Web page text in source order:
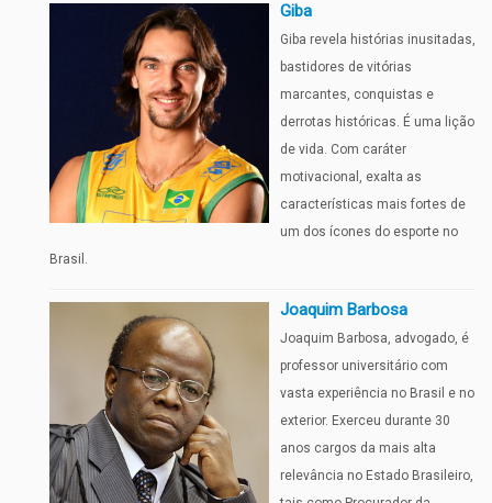
Giba
Giba revela histórias inusitadas,
bastidores de vitórias
marcantes, conquistas e
derrotas históricas. É uma lição
de vida. Com caráter
motivacional, exalta as
características mais fortes de
um dos ícones do esporte no
Brasil.
Joaquim Barbosa
Joaquim Barbosa, advogado, é
professor universitário com
vasta experiência no Brasil e no
exterior. Exerceu durante 30
anos cargos da mais alta
relevância no Estado Brasileiro,